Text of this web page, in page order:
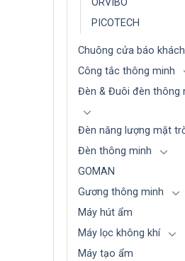
ORVIBO
PICOTECH
Chuông cửa báo khách
Công tắc thông minh
Đèn & Đuôi đèn thông
Đèn năng lượng mặt
Đèn thông minh
GOMAN
Gương thông minh
Máy hút ẩm
Máy lọc không khí
Máy tạo ẩm